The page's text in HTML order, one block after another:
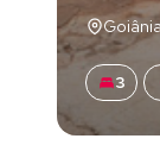
Goiânia
3